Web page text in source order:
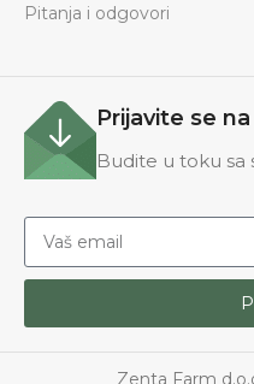
Pitanja i odgovori
Prijavite se
Budite u toku sa
Zenta Farm